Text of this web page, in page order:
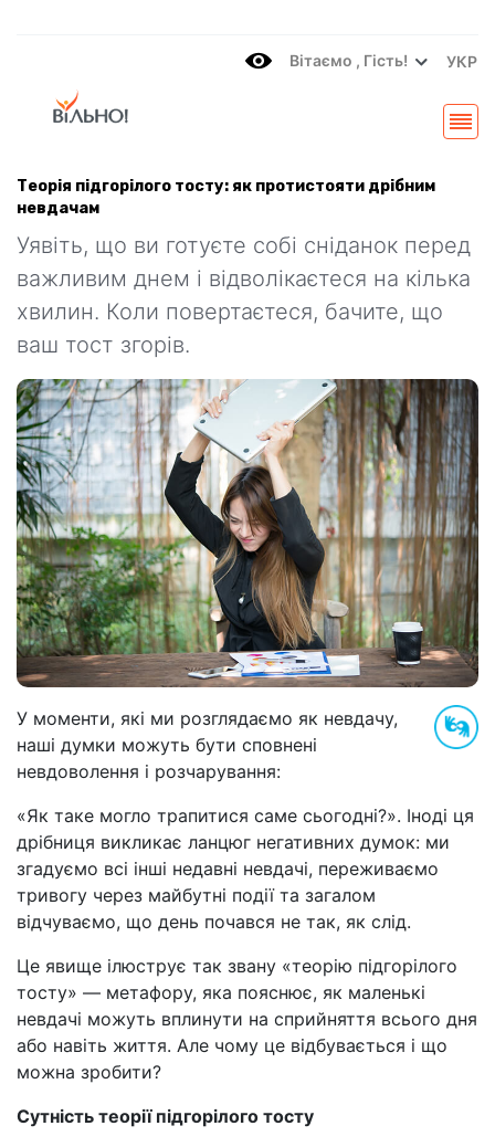
Вітаємo , Гість! УКР
Теорія підгорілого тосту: як протистояти дрібним
невдачам
Уявіть, що ви готуєте собі сніданок перед
важливим днем і відволікаєтеся на кілька
хвилин. Коли повертаєтеся, бачите, що
ваш тост згорів.
У моменти, які ми розглядаємо як невдачу,
наші думки можуть бути сповнені
невдоволення і розчарування:
«Як таке могло трапитися саме сьогодні?». Іноді ця
дрібниця викликає ланцюг негативних думок: ми
згадуємо всі інші недавні невдачі, переживаємо
тривогу через майбутні події та загалом
відчуваємо, що день почався не так, як слід.
Це явище ілюструє так звану «теорію підгорілого
тосту» — метафору, яка пояснює, як маленькі
невдачі можуть вплинути на сприйняття всього дня
або навіть життя. Але чому це відбувається і що
можна зробити?
Сутність теорії підгорілого тосту